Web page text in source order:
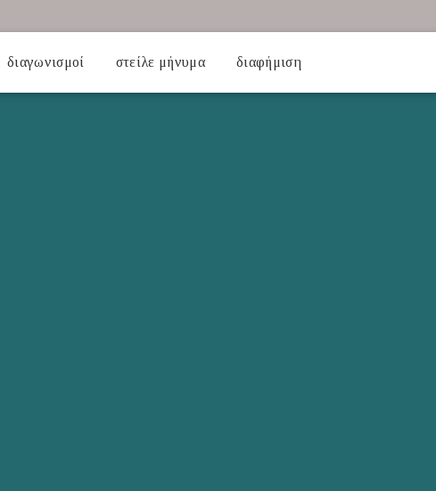
διαγωνισμοί στείλε μήνυμα διαφήμιση